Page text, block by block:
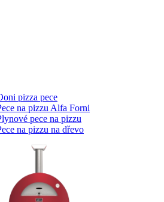
pizza pece
na pizzu Alfa Forni
pece na pizzu
na pizzu na dřevo